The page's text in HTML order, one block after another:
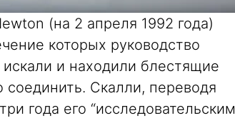
(на 2 апреля 1992 года)
которых руководство
и находили блестящие
Скалли, переводя
года его “исследовательским